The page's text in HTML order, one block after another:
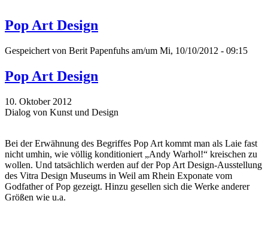
Pop Art Design
Gespeichert von Berit Papenfuhs am/um Mi, 10/10/2012 - 09:15
Pop Art Design
10. Oktober 2012
Dialog von Kunst und Design
Bei der Erwähnung des Begriffes Pop Art kommt man als Laie fast
nicht umhin, wie völlig konditioniert „Andy Warhol!“ kreischen zu
wollen. Und tatsächlich werden auf der Pop Art Design-Ausstellung
des Vitra Design Museums in Weil am Rhein Exponate vom
Godfather of Pop gezeigt. Hinzu gesellen sich die Werke anderer
Größen wie u.a.